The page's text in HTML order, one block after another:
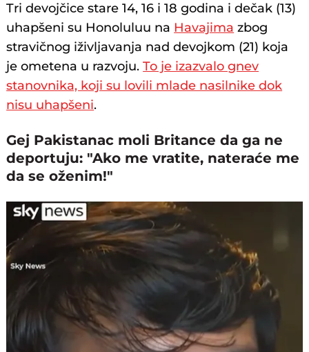
Tri devojčice stare 14, 16 i 18 godina i dečak (13)
uhapšeni su Honoluluu na Havajima zbog
stravičnog iživljavanja nad devojkom (21) koja
je ometena u razvoju.To je izazvalo gnev
stanovnika, koji su lovili mlade nasilnike dok
nisu uhapšeni.
Gej Pakistanac moli Britance da ga ne
deportuju: "Ako me vratite, nateraće me
da se oženim!"